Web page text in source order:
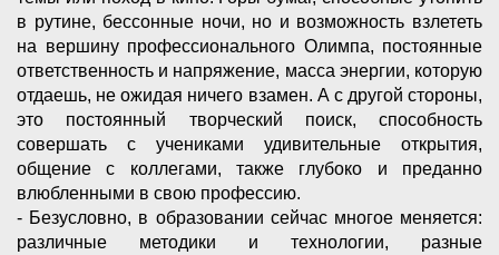
в рутине, бессонные ночи, но и возможность взлететь
на вершину профессионального Олимпа, постоянные
ответственность и напряжение, масса энергии, которую
отдаешь, не ожидая ничего взамен. А с другой стороны,
это постоянный творческий поиск, способность
совершать с учениками удивительные открытия,
общение с коллегами, также глубоко и преданно
влюбленными в свою профессию.
- Безусловно, в образовании сейчас многое меняется:
различные методики и технологии, разные